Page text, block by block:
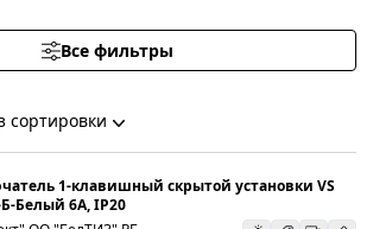
Все фильтры
сортировки
1-клавишный скрытой установки VS
Б-Белый 6А, IP20